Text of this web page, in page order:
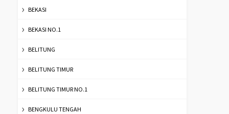
BEKASI
BEKASI NO.1
BELITUNG
BELITUNG TIMUR
BELITUNG TIMUR NO.1
BENGKULU TENGAH